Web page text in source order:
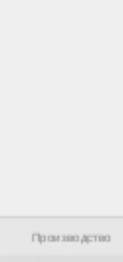
Производство